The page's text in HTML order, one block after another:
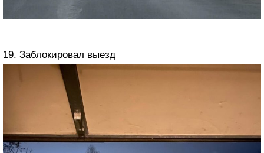
19. Заблокировал выезд